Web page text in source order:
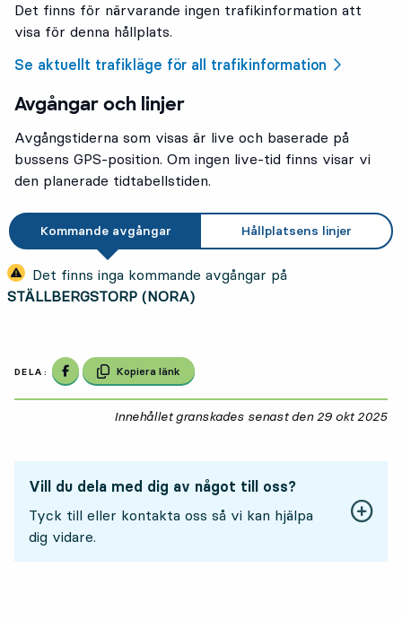
Det finns för närvarande ingen trafikinformation att
visa för denna hållplats.
Se aktuellt trafikläge för all trafikinformation
Avgångar och linjer
Avgångstiderna som visas är live och baserade på
bussens GPS-position. Om ingen live-tid finns visar vi
den planerade tidtabellstiden.
Kommande avgångar Hållplatsens linjer
Det finns inga kommande avgångar på
STÄLLBERGSTORP (NORA)
DELA: Dela på Facebook
Kopiera länk
Innehållet granskades senast den 29 okt 2025
Vill du dela med dig av något till oss?
Tyck till eller kontakta oss så vi kan hjälpa
dig vidare.